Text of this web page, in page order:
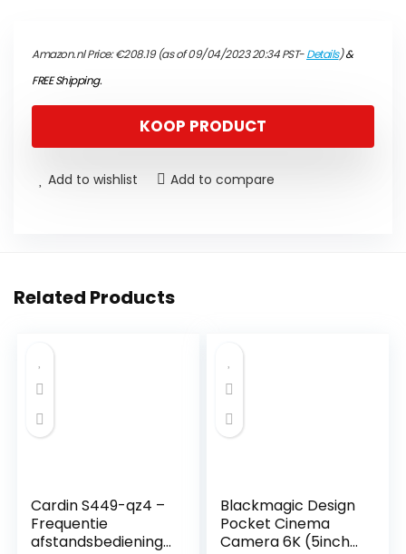
Amazon.nl Price:€208.19(as of 09/04/2023 20:34 PST-Details)&
FREE Shipping.
KOOP PRODUCT
Add to wishlist Add to compare
Related Products
Cardin S449-qz4 –
Frequentie
afstandsbediening
Blackmagic Design
Pocket Cinema
Camera 6K (5inch